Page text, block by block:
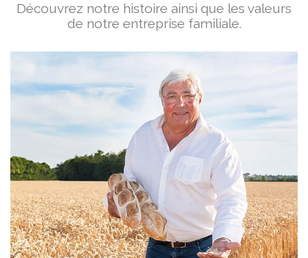
Découvrez notre histoire ainsi que les valeurs
de notre entreprise familiale.